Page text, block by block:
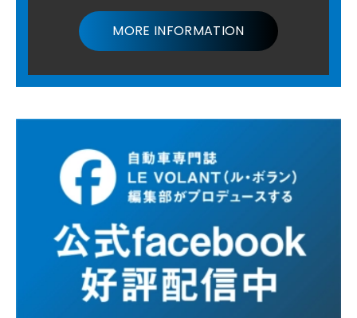
MORE INFORMATION